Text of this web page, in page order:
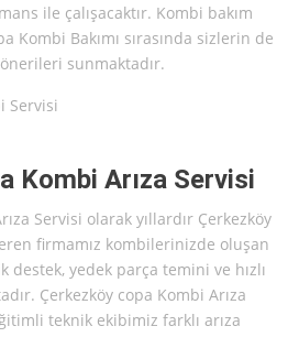
ile çalışacaktır. Kombi bakım
Kombi Bakımı sırasında sizlerin de
sunmaktadır.
Kombi Arıza Servisi
Servisi olarak yıllardır Çerkezköy
firmamız kombilerinizde oluşan
destek, yedek parça temini ve hızlı
Çerkezköy copa Kombi Arıza
teknik ekibimiz farklı arıza